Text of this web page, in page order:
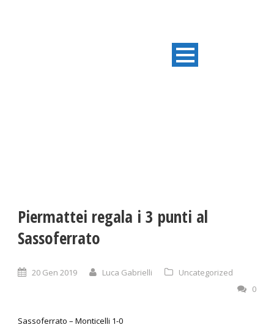
Piermattei regala i 3 punti al
Sassoferrato
20 Gen 2019 Luca Gabrielli
Uncategorized
0
Sassoferrato – Monticelli 1-0